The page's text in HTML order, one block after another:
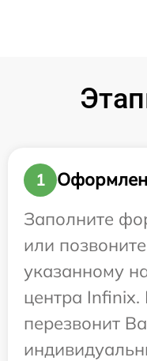
1
Заполните
или
указанному
центра
перезвонит